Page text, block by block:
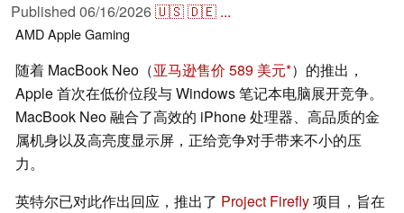
Published 06/16/2026🇺🇸🇩🇪 ...
AMDAppleGaming
随着 MacBook Neo（亚马逊售价 589 美元 ）的推出，
Apple 首次在低价位段与 Windows 笔记本电脑展开竞争。
MacBook Neo 融合了高效的 iPhone 处理器、高品质的金
属机身以及高亮度显示屏，正给竞争对手带来不小的压
力。
英特尔已对此作出回应，推出了 Project Firefly项目，旨在